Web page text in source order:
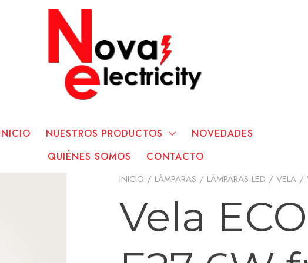
NUESTROS PRODUCTOS
NOVEDADES
QUIÉNES SOMOS
CONTACTO
INICIO / LÁMPARAS / LÁMPARAS LED / VELA /
Vela